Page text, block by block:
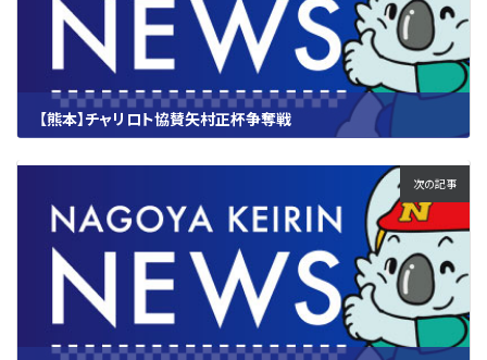
【熊本】チャリロト協賛矢村正杯争奪戦
2025.10.02
次の記事